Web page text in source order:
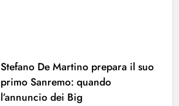
Stefano De Martino prepara il suo
primo Sanremo: quando
l’annuncio dei Big